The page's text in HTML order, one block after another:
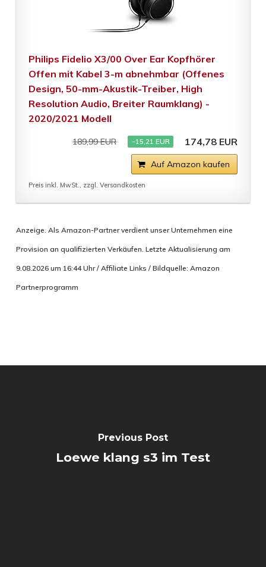
Philips Fidelio X3/00 Over Ear Kopfhörer
Offen mit Kabel 3-m abnehmbar (Offenes
Design, 50-mm-Akustik-Treiber, High
Resolution Audio, Breiter Raumklang) -
2020/2021 Modell
189,99 EUR −15,21 EUR 174,78 EUR
Auf Amazon kaufen
Preis inkl. MwSt., zzgl. Versandkosten
Anzeige. Als Amazon-Partner verdient unser Unternehmen eine
Provision an qualifizierten Verkäufen. Letzte Aktualisierung am
9.08.2026 um 16:44 Uhr / Affiliate Links / Bildquelle: Amazon
Partnerprogramm
Previous Post
Loewe klang s3 im Test